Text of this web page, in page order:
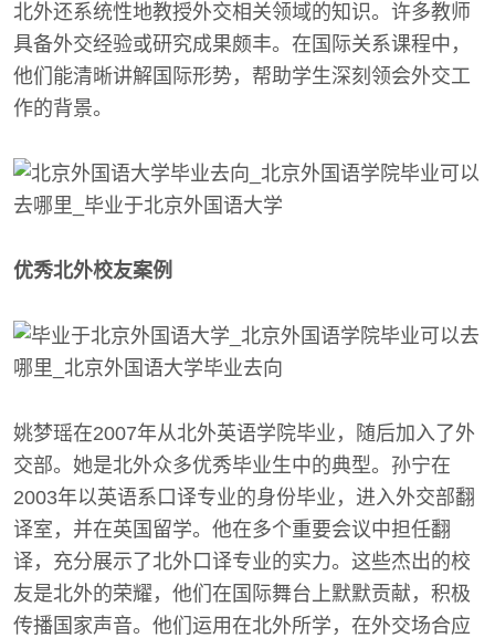
北外还系统性地教授外交相关领域的知识。许多教师
具备外交经验或研究成果颇丰。在国际关系课程中，
他们能清晰讲解国际形势，帮助学生深刻领会外交工
作的背景。
优秀北外校友案例
姚梦瑶在2007年从北外英语学院毕业，随后加入了外
交部。她是北外众多优秀毕业生中的典型。孙宁在
2003年以英语系口译专业的身份毕业，进入外交部翻
译室，并在英国留学。他在多个重要会议中担任翻
译，充分展示了北外口译专业的实力。这些杰出的校
友是北外的荣耀，他们在国际舞台上默默贡献，积极
传播国家声音。他们运用在北外所学，在外交场合应